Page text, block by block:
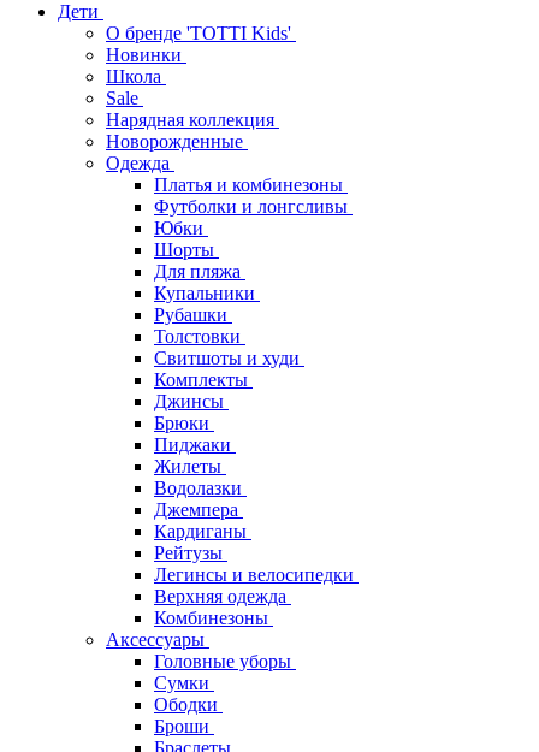
Дети
О бренде 'TOTTI Kids'
Новинки
Школа
Sale
Нарядная коллекция
Новорожденные
Одежда
Платья и комбинезоны
Футболки и лонгсливы
Юбки
Шорты
Для пляжа
Купальники
Рубашки
Толстовки
Свитшоты и худи
Комплекты
Джинсы
Брюки
Пиджаки
Жилеты
Водолазки
Джемпера
Кардиганы
Рейтузы
Легинсы и велосипедки
Верхняя одежда
Комбинезоны
Аксессуары
Головные уборы
Сумки
Ободки
Броши
Браслеты